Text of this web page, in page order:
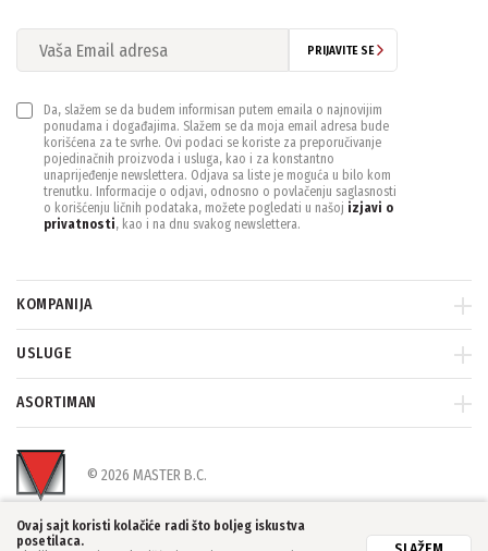
PRIJAVITE SE
Da, slažem se da budem informisan putem emaila o najnovijim
ponudama i događajima. Slažem se da moja email adresa bude
korišćena za te svrhe. Ovi podaci se koriste za preporučivanje
pojedinačnih proizvoda i usluga, kao i za konstantno
unaprijeđenje newslettera. Odjava sa liste je moguća u bilo kom
trenutku. Informacije o odjavi, odnosno o povlačenju saglasnosti
o korišćenju ličnih podataka, možete pogledati u našoj izjavi o
privatnosti, kao i na dnu svakog newslettera.
KOMPANIJA
USLUGE
ASORTIMAN
© 2026 MASTER B.C.
Ovaj sajt koristi kolačiće radi što boljeg iskustva
posetilaca.